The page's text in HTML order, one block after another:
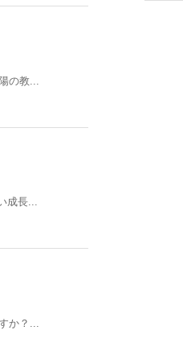
の教...
成長...
か？...